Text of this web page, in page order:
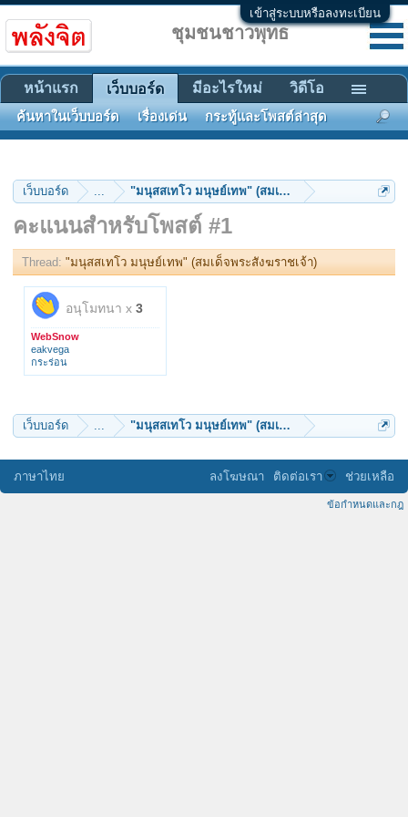
เข้าสู่ระบบหรือลงทะเบียน
เว็บบอร์ด ... "มนุสสเทโว มนุษย์เทพ" (สมเด็จพระสังฆราชเจ้า)
คะแนนสำหรับโพสต์ #1
Thread: "มนุสสเทโว มนุษย์เทพ" (สมเด็จพระสังฆราชเจ้า)
อนุโมทนา x 3
WebSnow
eakvega
กระร่อน
เว็บบอร์ด ... "มนุสสเทโว มนุษย์เทพ" (สมเด็จพระสังฆราชเจ้า)
ชุมชนชาวพุทธ
หน้าแรก เว็บบอร์ด
ค้นหาในเว็บบอร์ด เรื่องเด่น กระทู้และโพสต์ล่าสุด
มีอะไรใหม่ วิดีโอ
ภาษาไทย ลงโฆษณา ติดต่อเรา ช่วยเหลือ
ข้อกำหนดและกฎ